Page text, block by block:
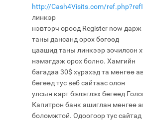
http://Cash4Visits.com/
линкэр
нэвтэрч ороод Register now дарж
таны дансанд орох бөгөөд
цаашид таны линкээр зочилсон
нэмэгдэж орох болно. Хамгийн
багадаа 30$ хүрэхэд та мөнгөө
бөгөөд тус веб сайтаас олон
улсын карт бэлэглэх бөгөөд
Капитрон банк ашиглан мөнгөө
боломжтой. Одоогоор тус